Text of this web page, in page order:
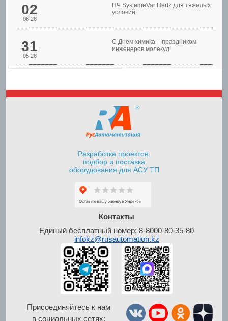
Шкафы контроля и
02
06.26
ПЧ SystemeVar Hertz для тяжелых
условий
31
05.26
С Днем химика – праздником
инженеров молекул!
Разработка проектов,
подбор и поставка
оборудования для АСУ ТП
Контакты
Единый бесплатный номер: 8-8000-80-35-80
infokz@rusautomation.kz
Присоединяйтесь к нам
в социальных сетях: